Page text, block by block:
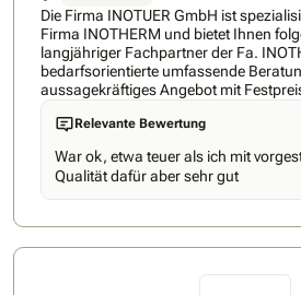
Die Firma INOTUER GmbH ist
Firma INOTHERM und bietet Ihnen
langjähriger Fachpartner der Fa.
bedarfsorientierte umfassende
aussagekräftiges Angebot mit
Montage durch Meisterbetrieb
und Erst-Einspeicherung des
im Bereich hochwertiger Aluminium-
einige Vorteile: • strikte Einhaltung der
Lieferwoche, 6-8 Wochen Lieferzeit • 5
bereits in der Standardvariante mit 5-
Relevante Bewertung
War ok, etwa teuer als ich mit
Qualität dafür aber sehr gut